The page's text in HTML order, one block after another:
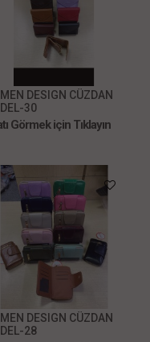
DESIGN CÜZDAN
30
Görmek için Tıklayın
DESIGN CÜZDAN
28